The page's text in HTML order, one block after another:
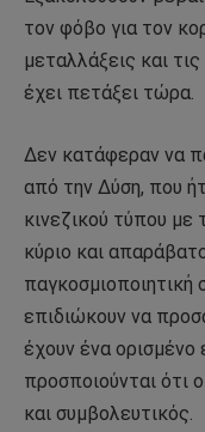
τον φόβο για τον
μεταλλάξεις και
έχει πετάξει τώρα.
Δεν κατάφεραν να
από την Δύση, που
κινεζικού τύπου με
κύριο και
παγκοσμιοποιητική
επιδιώκουν να
έχουν ένα
προσποιούνται ότι
και συμβολευτικός.